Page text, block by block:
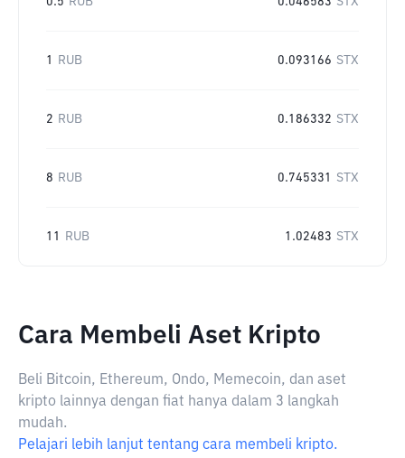
1 RUB 0.093166 STX
2 RUB 0.186332 STX
8 RUB 0.745331 STX
11 RUB 1.02483 STX
Cara Membeli Aset Kripto
Beli Bitcoin, Ethereum, Ondo, Memecoin, dan aset
kripto lainnya dengan fiat hanya dalam 3 langkah
mudah.
Pelajari lebih lanjut tentang cara membeli kripto.